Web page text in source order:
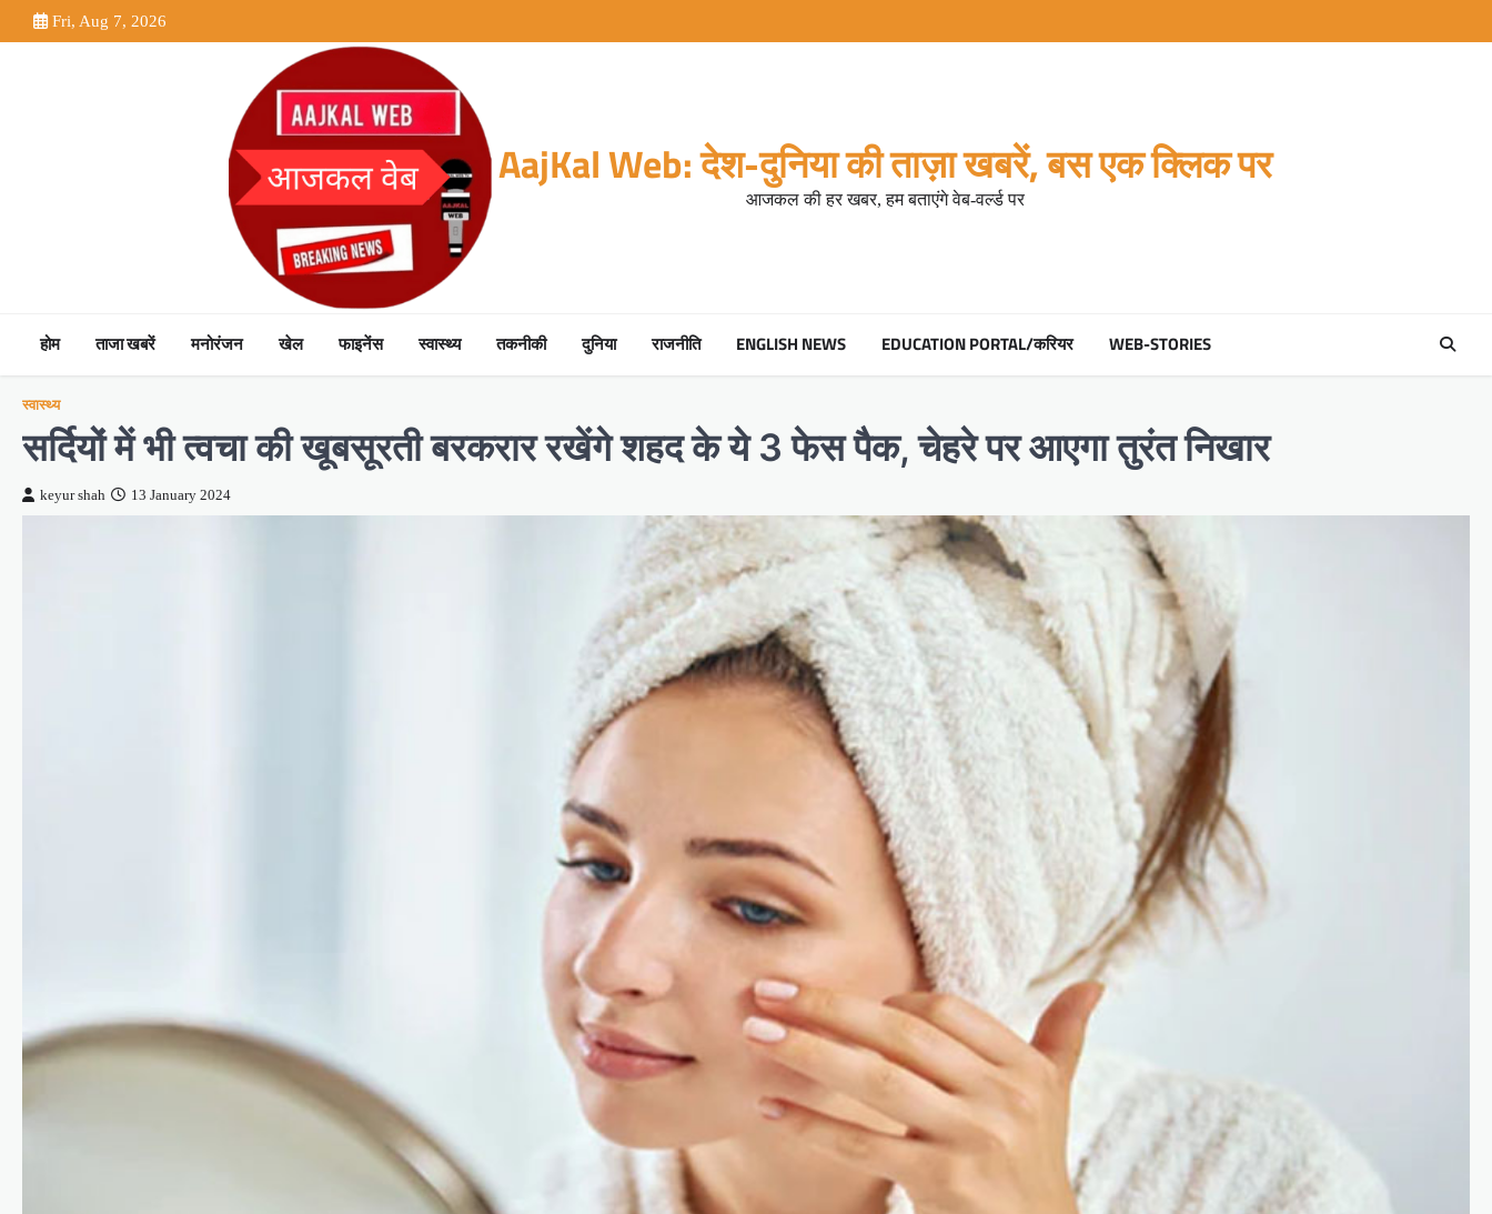
to
Fri, Aug 7, 2026
AajKal Web: देश-दुनिया की ताज़ा खबरें, बस एक क्लिक पर
आजकल की हर खबर, हम बताएंगे वेब-वर्ल्ड पर
होम ताजा खबरें मनोरंजन खेल फाइनेंस स्वास्थ्य तकनीकी दुनिया राजनीति ENGLISH NEWS EDUCATION PORTAL/करियर WEB-STORIES
स्वास्थ्य
सर्दियों में भी त्वचा की खूबसूरती बरकरार रखेंगे शहद के ये 3 फेस पैक, चेहरे पर आएगा तुरंत निखार
keyur shah 13 January 2024